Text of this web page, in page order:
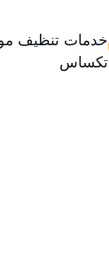
خدمات تنظيف
تكساس